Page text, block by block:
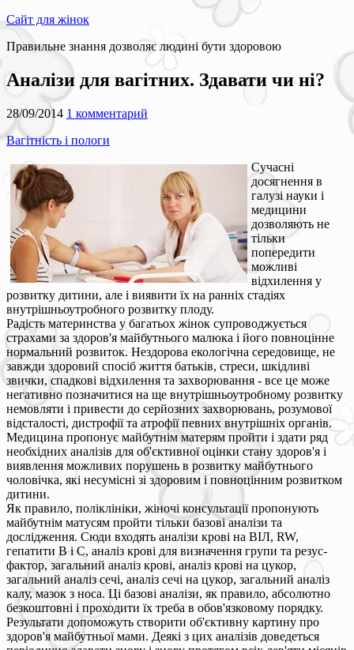
Сайт для жінок
Правильне знання дозволяє людині бути здоровою
Аналізи для вагітних. Здавати чи ні?
28/09/2014 1 комментарий
Вагітність і пологи
Сучасні
досягнення в
галузі науки і
медицини
дозволяють не
тільки
попередити
можливі
відхилення у
розвитку дитини, але і виявити їх на ранніх стадіях
внутрішньоутробного розвитку плоду.
Радість материнства у багатьох жінок супроводжується
страхами за здоров'я майбутнього малюка і його повноцінне
нормальний розвиток. Нездорова екологічна середовище, не
завжди здоровий спосіб життя батьків, стреси, шкідливі
звички, спадкові відхилення та захворювання - все це може
негативно позначитися на ще внутрішньоутробному розвитку
немовляти і привести до серйозних захворювань, розумової
відсталості, дистрофії та атрофії певних внутрішніх органів.
Медицина пропонує майбутнім матерям пройти і здати ряд
необхідних аналізів для об'єктивної оцінки стану здоров'я і
виявлення можливих порушень в розвитку майбутнього
чоловічка, які несумісні зі здоровим і повноцінним розвитком
дитини.
Як правило, поліклініки, жіночі консультації пропонують
майбутнім матусям пройти тільки базові аналізи та
дослідження. Сюди входять аналізи крові на ВІЛ, RW,
гепатити В і С, аналіз крові для визначення групи та резус-
фактор, загальний аналіз крові, аналіз крові на цукор,
загальний аналіз сечі, аналіз сечі на цукор, загальний аналіз
калу, мазок з носа. Ці базові аналізи, як правило, абсолютно
безкоштовні і проходити їх треба в обов'язковому порядку.
Результати допоможуть створити об'єктивну картину про
здоров'я майбутньої мами. Деякі з цих аналізів доведеться